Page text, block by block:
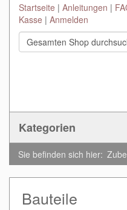
Startseite Anleitungen
Kasse
Anmelden
Kategorien
Sie befinden sich hier:
Bauteile